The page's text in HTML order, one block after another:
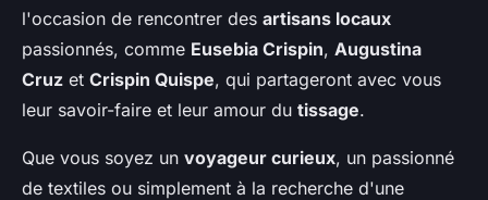
l'occasion de rencontrer des artisans locaux
passionnés, comme Eusebia Crispin, Augustina
Cruz et Crispin Quispe, qui partageront avec vous
leur savoir-faire et leur amour du tissage.
Que vous soyez un voyageur curieux, un passionné
de textiles ou simplement à la recherche d'une